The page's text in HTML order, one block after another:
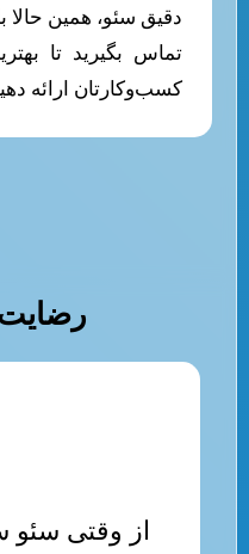
دقیق سئو، همین حالا
تماس بگیرید تا
کسب‌وکارتان ارائه
از وقتی سئو